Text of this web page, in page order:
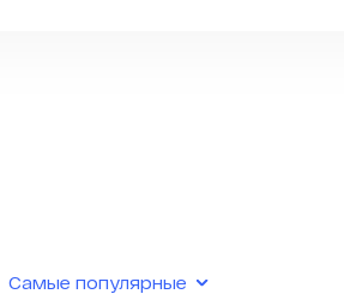
Самые популярные